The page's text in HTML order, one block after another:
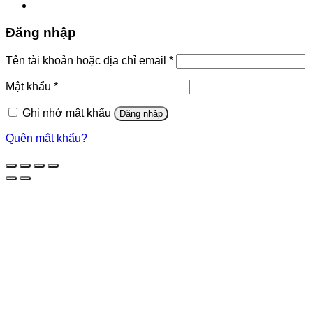
Đăng nhập
Tên tài khoản hoặc địa chỉ email *Bắt
buộc
Mật khẩu *Bắt
buộc
Ghi nhớ mật khẩu
Đăng nhập
Quên mật khẩu?